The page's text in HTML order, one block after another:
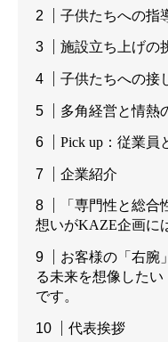
子供たちへの指
施設立ち上げの
子供たちへの接
多角経営と情熱
Pick up：従業員
企業紹介
「専門性と総
想いがKAZE企画に
お客様の「右腕
る未来を想像した
です。
代表挨拶